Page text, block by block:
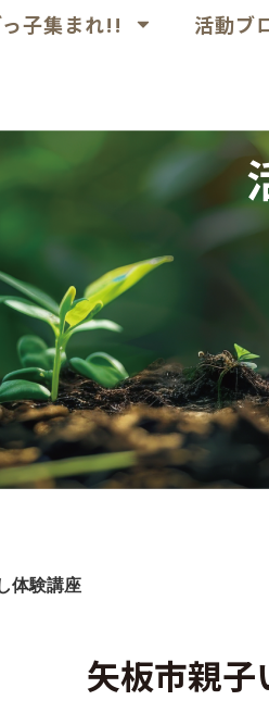
子集まれ!! 活動ブ
体験講座
矢板市親